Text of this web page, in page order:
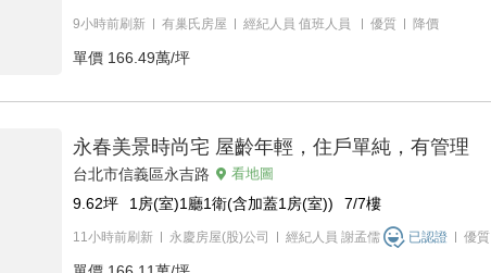
9小時前刷新 有巢氏房屋 經紀人員 值班人員 優質 降價
單價 166.49萬/坪
永春美景時尚宅 屋齡年輕，住戶單純，有管理
台北市信義區永吉路 看地圖
9.62坪 1房(室)1廳1衛(含加蓋1房(室)) 7/7樓
11小時前刷新 永慶房屋(股)公司 經紀人員 謝孟儒 已認證 優質